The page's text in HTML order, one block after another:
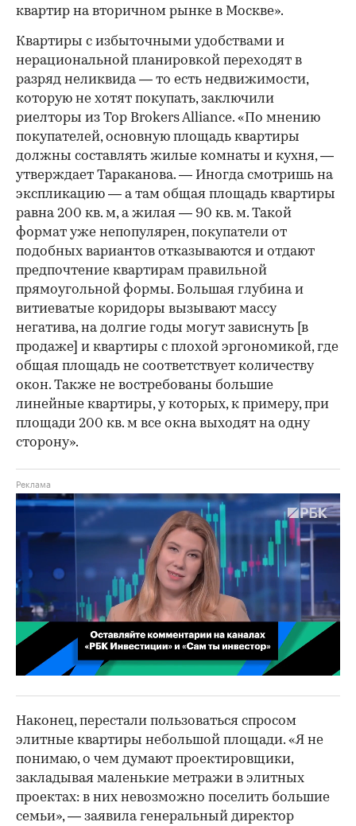
квартир на вторичном рынке в Москве».
Квартиры с избыточными удобствами и
нерациональной планировкой переходят в
разряд неликвида — то есть недвижимости,
которую не хотят покупать, заключили
риелторы из Top Brokers Alliance. «По мнению
покупателей, основную площадь квартиры
должны составлять жилые комнаты и кухня, —
утверждает Тараканова. — Иногда смотришь на
экспликацию — а там общая площадь квартиры
равна 200 кв. м, а жилая — 90 кв. м. Такой
формат уже непопулярен, покупатели от
подобных вариантов отказываются и отдают
предпочтение квартирам правильной
прямоугольной формы. Большая глубина и
витиеватые коридоры вызывают массу
негатива, на долгие годы могут зависнуть [в
продаже] и квартиры с плохой эргономикой, где
общая площадь не соответствует количеству
окон. Также не востребованы большие
линейные квартиры, у которых, к примеру, при
площади 200 кв. м все окна выходят на одну
сторону».
Наконец, перестали пользоваться спросом
элитные квартиры небольшой площади. «Я не
понимаю, о чем думают проектировщики,
закладывая маленькие метражи в элитных
проектах: в них невозможно поселить большие
семьи», — заявила генеральный директор